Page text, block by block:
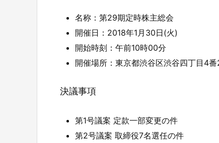
名称：第29期定時株主総会
開催日：2018年1月30日(火)
開始時刻：午前10時00分
開催場所：東京都渋谷区渋谷四丁目4
決議事項
第1号議案 定款一部変更の件
第2号議案 取締役7名選任の件